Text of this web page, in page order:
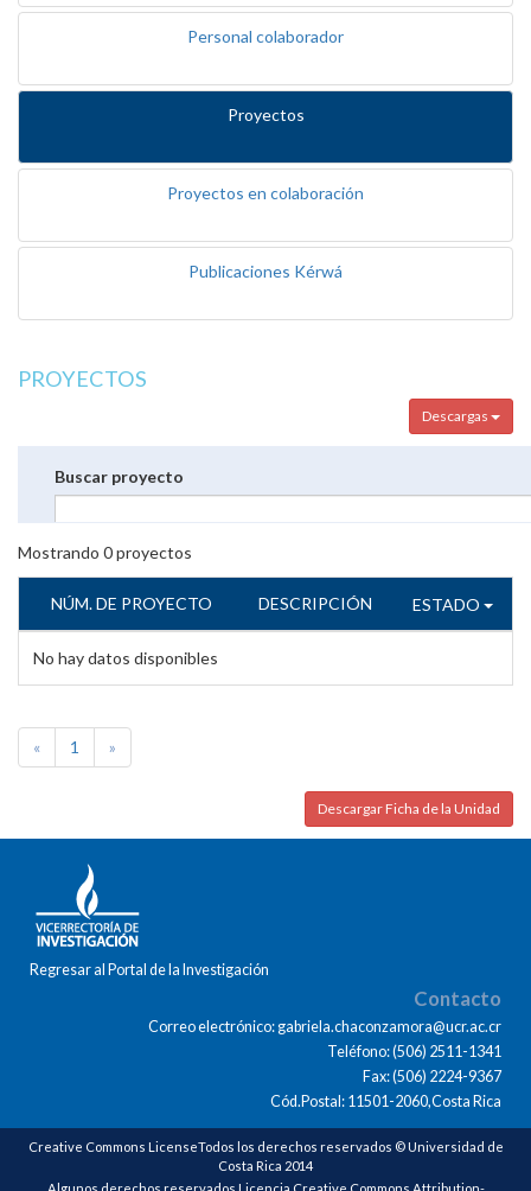
Personal colaborador
Proyectos
Proyectos en colaboración
Publicaciones Kérwá
PROYECTOS
Descargas
Buscar proyecto
Mostrando 0proyectos
NÚM. DE PROYECTO DESCRIPCIÓN ESTADO
No hay datos disponibles
« 1 »
Descargar Ficha de la Unidad
Regresar al Portal de la Investigación
Contacto
Correo electrónico: gabriela.chaconzamora@ucr.ac.cr
Teléfono: (506) 2511-1341
Fax: (506) 2224-9367
Cód.Postal: 11501-2060,Costa Rica
Creative Commons LicenseTodos los derechos reservados © Universidad de
Costa Rica 2014